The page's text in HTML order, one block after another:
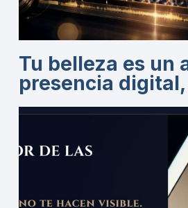
Tu belleza es un
presencia